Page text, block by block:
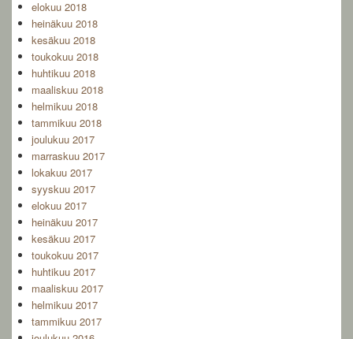
elokuu 2018
heinäkuu 2018
kesäkuu 2018
toukokuu 2018
huhtikuu 2018
maaliskuu 2018
helmikuu 2018
tammikuu 2018
joulukuu 2017
marraskuu 2017
lokakuu 2017
syyskuu 2017
elokuu 2017
heinäkuu 2017
kesäkuu 2017
toukokuu 2017
huhtikuu 2017
maaliskuu 2017
helmikuu 2017
tammikuu 2017